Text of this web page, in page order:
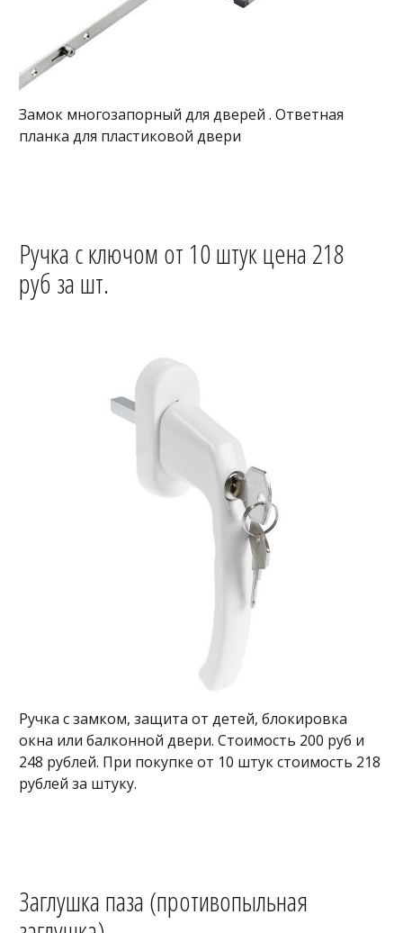
Замок многозапорный для дверей . Ответная
планка для пластиковой двери
Ручка с ключом от 10 штук цена 218
руб за шт.
Ручка с замком, защита от детей, блокировка
окна или балконной двери. Стоимость 200 руб и
248 рублей. При покупке от 10 штук стоимость 218
рублей за штуку.
Заглушка паза (противопыльная